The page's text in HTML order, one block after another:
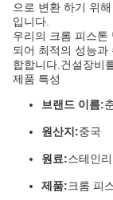
으로 변환 하기 위
입니다.
우리의 크롬 피스톤
되어 최적의 성능과
합합니다.건설장비
제품 특성
브랜드 이름:
원산지:중국
원료:스테인
제품:크롬 피